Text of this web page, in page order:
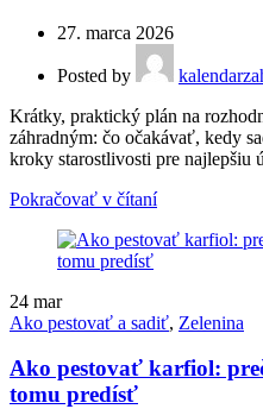
27. marca 2026
Posted by
Krátky, praktický plán na
záhradným: čo očakávať, kedy
kroky starostlivosti pre najlepšiu
Pokračovať v čítaní
24 mar
Ako pestovať a sadiť, Zelenina
Ako pestovať karfiol:
tomu predísť